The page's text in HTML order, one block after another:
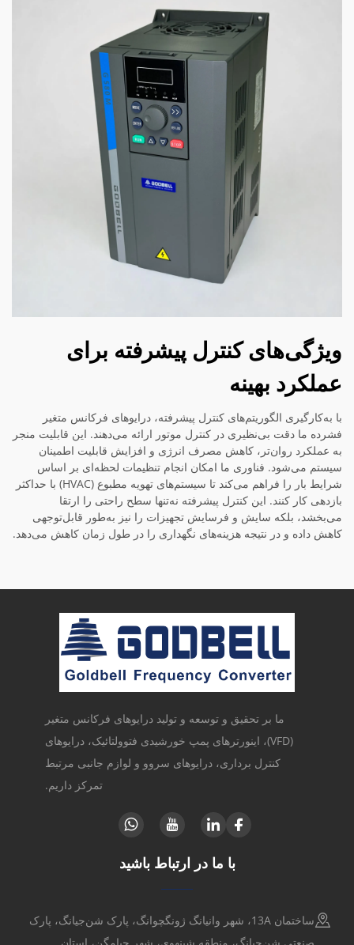
ویژگی‌های کنترل پیشرفته برای
عملکرد بهینه
با به‌کارگیری الگوریتم‌های کنترل پیشرفته، درایوهای فرکانس متغیر
فشرده ما دقت بی‌نظیری در کنترل موتور ارائه می‌دهند. این قابلیت منجر
به عملکرد روان‌تر، کاهش مصرف انرژی و افزایش قابلیت اطمینان
سیستم می‌شود. فناوری ما امکان انجام تنظیمات لحظه‌ای بر اساس
شرایط بار را فراهم می‌کند تا سیستم‌های تهویه مطبوع (HVAC) با حداکثر
بازدهی کار کنند. این کنترل پیشرفته نه‌تنها سطح راحتی را ارتقا
می‌بخشد، بلکه سایش و فرسایش تجهیزات را نیز به‌طور قابل‌توجهی
کاهش داده و در نتیجه هزینه‌های نگهداری را در طول زمان کاهش می‌دهد.
ما بر تحقیق و توسعه و تولید درایوهای فرکانس متغیر
(VFD)، اینورترهای پمپ خورشیدی فتوولتائیک، درایوهای
کنترل برداری، درایوهای سروو و لوازم جانبی مرتبط
تمرکز داریم.
با ما در ارتباط باشید
ساختمان 13A، شهر وانیانگ ژونگچوانگ، پارک شن‌جیانگ، پارک